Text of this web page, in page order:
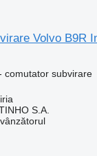
Volvo B9R
comutator subvirare
S.A.